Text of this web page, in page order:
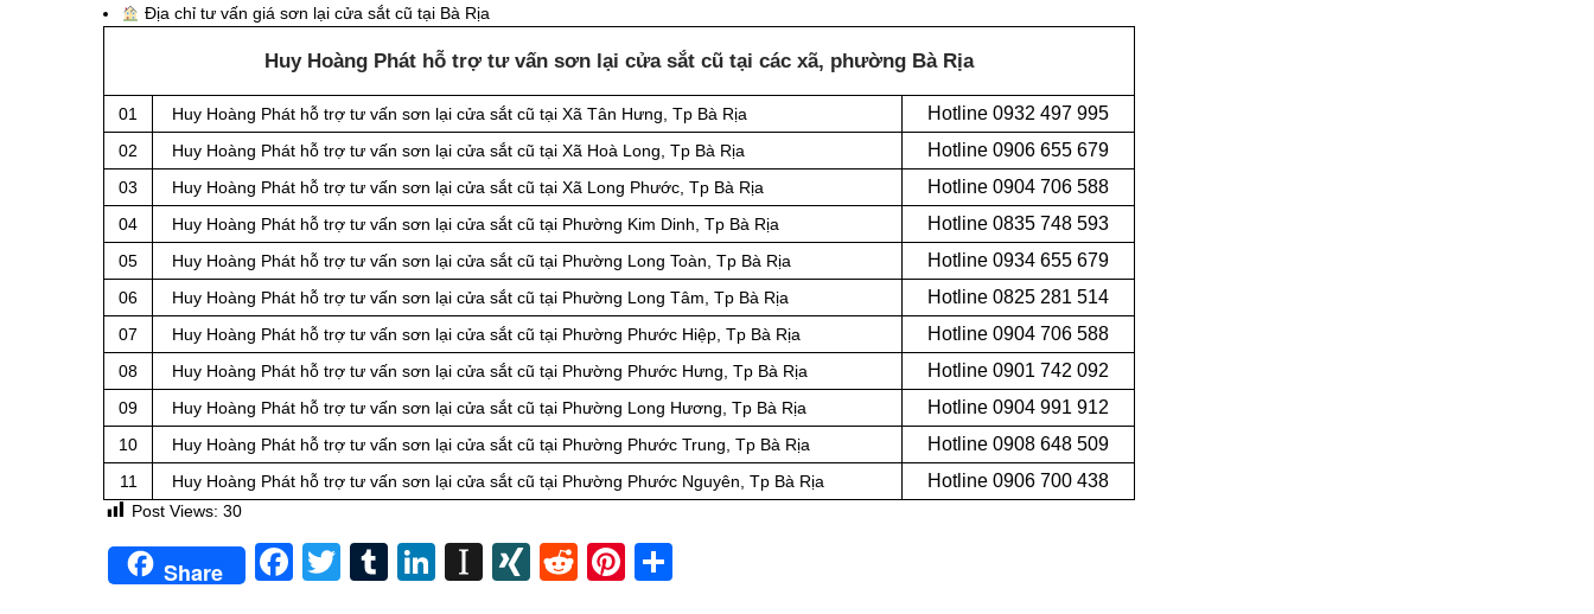
Địa chỉ tư vấn giá sơn lại cửa sắt cũ tại Bà Rịa
Huy Hoàng Phát hỗ trợ tư vấn sơn lại cửa sắt cũ tại các xã, phường Bà Rịa
01 Huy Hoàng Phát hỗ trợ tư vấn sơn lại cửa sắt cũ tại Xã Tân Hưng, Tp Bà Rịa Hotline 0932 497 995
02 Huy Hoàng Phát hỗ trợ tư vấn sơn lại cửa sắt cũ tại Xã Hoà Long, Tp Bà Rịa Hotline 0906 655 679
03 Huy Hoàng Phát hỗ trợ tư vấn sơn lại cửa sắt cũ tại Xã Long Phước, Tp Bà Rịa Hotline 0904 706 588
04 Huy Hoàng Phát hỗ trợ tư vấn sơn lại cửa sắt cũ tại Phường Kim Dinh, Tp Bà Rịa Hotline 0835 748 593
05 Huy Hoàng Phát hỗ trợ tư vấn sơn lại cửa sắt cũ tại Phường Long Toàn, Tp Bà Rịa Hotline 0934 655 679
06 Huy Hoàng Phát hỗ trợ tư vấn sơn lại cửa sắt cũ tại Phường Long Tâm, Tp Bà Rịa Hotline 0825 281 514
07 Huy Hoàng Phát hỗ trợ tư vấn sơn lại cửa sắt cũ tại Phường Phước Hiệp, Tp Bà Rịa Hotline 0904 706 588
08 Huy Hoàng Phát hỗ trợ tư vấn sơn lại cửa sắt cũ tại Phường Phước Hưng, Tp Bà Rịa Hotline 0901 742 092
09 Huy Hoàng Phát hỗ trợ tư vấn sơn lại cửa sắt cũ tại Phường Long Hương, Tp Bà Rịa Hotline 0904 991 912
10 Huy Hoàng Phát hỗ trợ tư vấn sơn lại cửa sắt cũ tại Phường Phước Trung, Tp Bà Rịa Hotline 0908 648 509
11 Huy Hoàng Phát hỗ trợ tư vấn sơn lại cửa sắt cũ tại Phường Phước Nguyên, Tp Bà Rịa Hotline 0906 700 438
Post Views: 30
Share Facebook
TwitterTumblrLinkedIn
Instapaper
XINGRedditPinterest